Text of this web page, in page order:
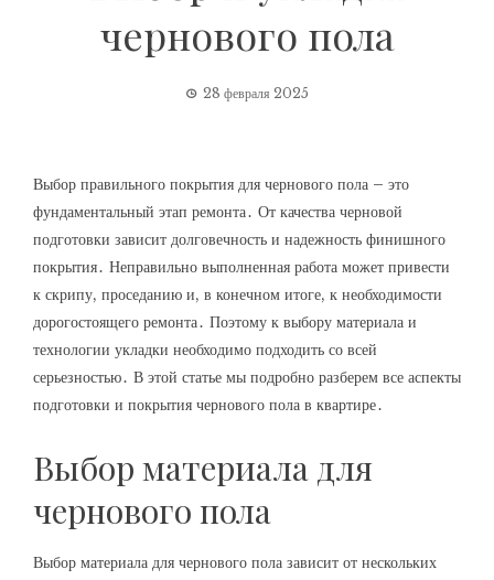
чернового пола
28 февраля 2025
Выбор правильного покрытия для чернового пола – это
фундаментальный этап ремонта․ От качества черновой
подготовки зависит долговечность и надежность финишного
покрытия․ Неправильно выполненная работа может привести
к скрипу, проседанию и, в конечном итоге, к необходимости
дорогостоящего ремонта․ Поэтому к выбору материала и
технологии укладки необходимо подходить со всей
серьезностью․ В этой статье мы подробно разберем все аспекты
подготовки и покрытия чернового пола в квартире․
Выбор материала для
чернового пола
Выбор материала для чернового пола зависит от нескольких